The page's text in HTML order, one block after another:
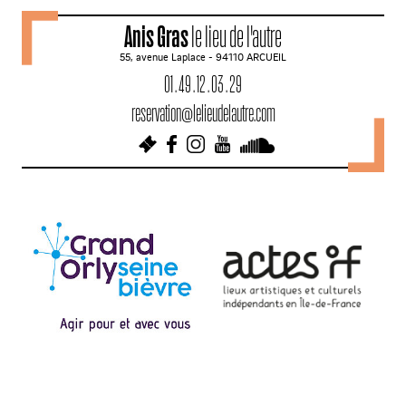
v
g
o
Anis Grasle lieu de l'autre
55, avenue Laplace - 94110 ARCUEIL
01 . 49 . 12 . 03 . 29
reservation@lelieudelautre.com